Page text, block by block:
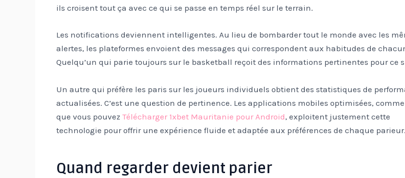
ils croisent tout ça avec ce qui se passe en temps réel sur le terrain.
Les notifications deviennent intelligentes. Au lieu de bombarder tout le monde avec les
alertes, les plateformes envoient des messages qui correspondent aux habitudes de
Quelqu’un qui parie toujours sur le basketball reçoit des informations pertinentes pour ce
Un autre qui préfère les paris sur les joueurs individuels obtient des statistiques de
actualisées. C’est une question de pertinence. Les applications mobiles optimisées,
que vous pouvez Télécharger 1xbet Mauritanie pour Android, exploitent justement cette
technologie pour offrir une expérience fluide et adaptée aux préférences de chaque parieur.
Quand regarder devient parier